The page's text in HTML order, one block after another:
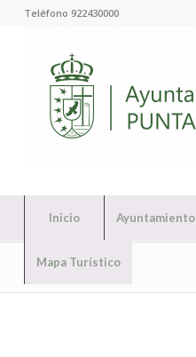
Teléfono 922430000
Inicio Ayuntamiento
Mapa Turístico